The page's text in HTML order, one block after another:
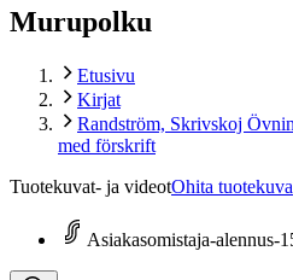
Murupolku
Etusivu
Kirjat
Randström, Skrivskoj
med förskrift
Tuotekuvat- ja videotOhita tuotekuva
Asiakasomistaja-alennus-